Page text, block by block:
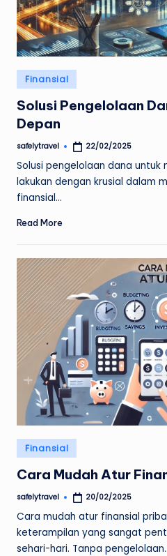
Posted
in
Finansial
Solusi Pengelolaan
Depan
Posted
safelytravel 22/02/2025
Solusi pengelolaan dana
lakukan dengan krusial dalam
finansial…
Read More
Posted
in
Finansial
Cara Mudah Atur
Posted
safelytravel 20/02/2025
Cara mudah atur finansial
keterampilan yang sangat
sehari-hari. Tanpa